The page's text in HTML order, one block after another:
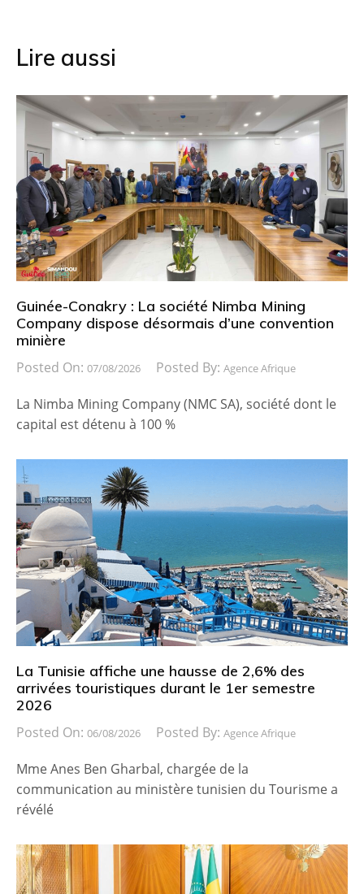
Lire aussi
Guinée-Conakry : La société Nimba Mining
Company dispose désormais d’une convention
minière
Posted On: 07/08/2026 Posted By: Agence Afrique
La Nimba Mining Company (NMC SA), société dont le
capital est détenu à 100 %
La Tunisie affiche une hausse de 2,6% des
arrivées touristiques durant le 1er semestre
2026
Posted On: 06/08/2026 Posted By: Agence Afrique
Mme Anes Ben Gharbal, chargée de la
communication au ministère tunisien du Tourisme a
révélé